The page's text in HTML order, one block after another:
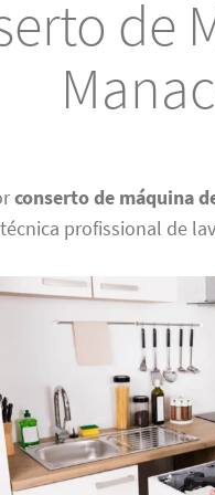
de
conserto de máquina
profissional de